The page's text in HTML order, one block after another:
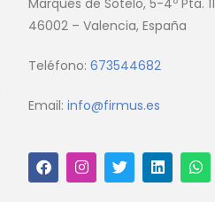
46002 – Valencia, España
Teléfono: 673544682
Email: info@firmus.es